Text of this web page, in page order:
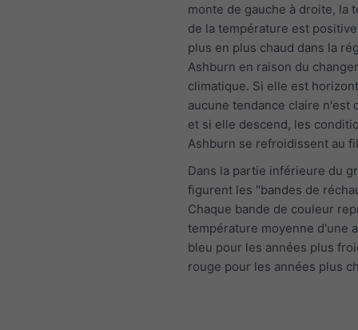
monte de gauche à droite, la
de la température est
plus en plus chaud dans la
Ashburn en raison du
climatique. Si elle est
aucune tendance claire n'est
et si elle descend, les
Ashburn se refroidissent au
Dans la partie inférieure du
figurent les "bandes de
Chaque bande de couleur
température moyenne d'une
bleu pour les années plus
rouge pour les années plus